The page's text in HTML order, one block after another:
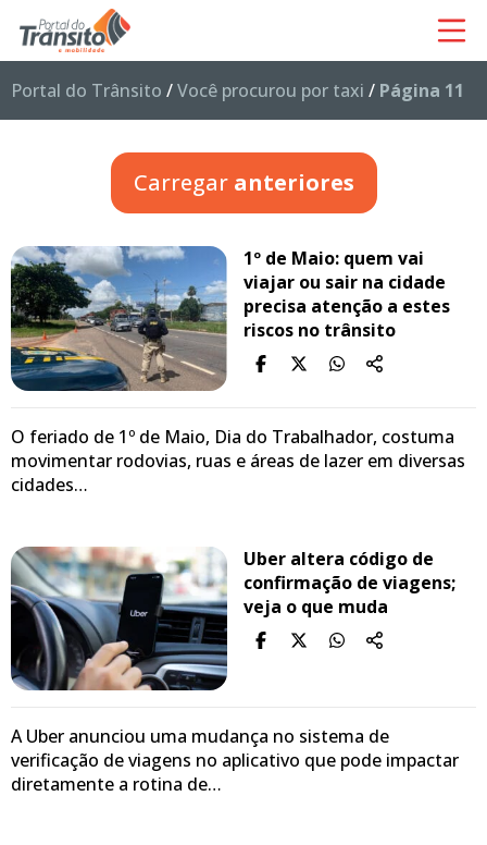
Portal do Trânsito /Você procurou por taxi / Página 11
Carregar anteriores
1º de Maio: quem vai
viajar ou sair na cidade
precisa atenção a estes
riscos no trânsito
O feriado de 1º de Maio, Dia do Trabalhador, costuma
movimentar rodovias, ruas e áreas de lazer em diversas
cidades…
Uber altera código de
confirmação de viagens;
veja o que muda
A Uber anunciou uma mudança no sistema de
verificação de viagens no aplicativo que pode impactar
diretamente a rotina de…